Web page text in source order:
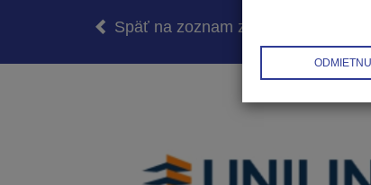
Späť na zoznam značiek